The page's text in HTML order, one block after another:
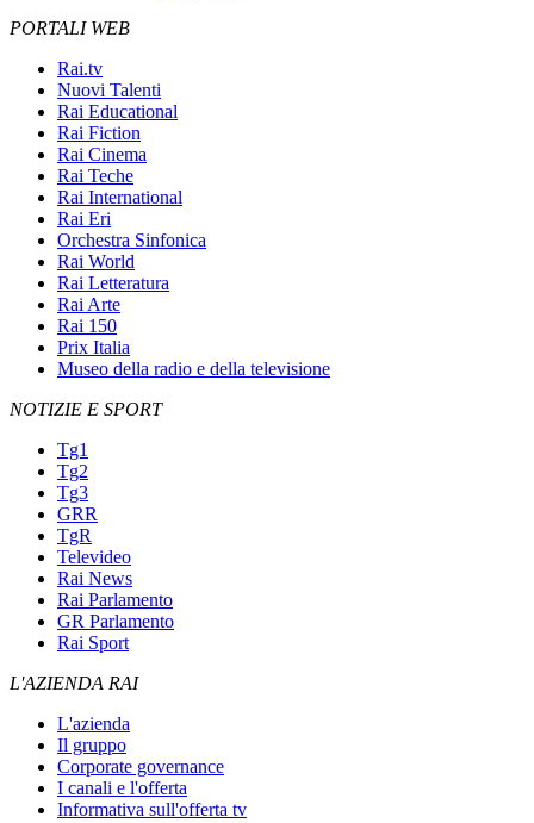
PORTALI WEB
Rai.tv
Nuovi Talenti
Rai Educational
Rai Fiction
Rai Cinema
Rai Teche
Rai International
Rai Eri
Orchestra Sinfonica
Rai World
Rai Letteratura
Rai Arte
Rai 150
Prix Italia
Museo della radio e della televisione
NOTIZIE E SPORT
Tg1
Tg2
Tg3
GRR
TgR
Televideo
Rai News
Rai Parlamento
GR Parlamento
Rai Sport
L'AZIENDA RAI
L'azienda
Il gruppo
Corporate governance
I canali e l'offerta
Informativa sull'offerta tv